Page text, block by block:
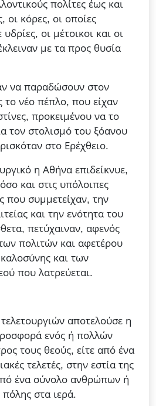
πολίτες έως και
οι κόρες, οι οποίες
οι μέτοικοι και οι
με τα προς θυσία
να παραδώσουν στον
το νέο πέπλο, που είχαν
προκειμένου να το
τον στολισμό του ξόανου
στο Ερέχθειο.
η Αθήνα επιδείκνυε,
και στις υπόλοιπες
που συμμετείχαν, την
και την ενότητα του
πετύχαιναν, αφενός
πολιτών και αφετέρου
και των
που λατρεύεται.
αποτελούσε η
ενός ή πολλών
τους θεούς, είτε από ένα
τελετές, στην εστία της
ένα σύνολο ανθρώπων ή
πόλης στα ιερά.